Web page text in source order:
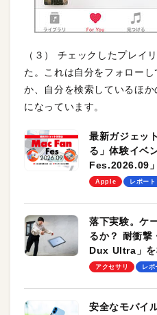
（３） チェックしたプレイ
た。これは自分をフォロー
か、自分を検索しているほ
になっています。
最新ガジェッ
る」体験イベ
Fes.2026.09
します！
Apple レポート
落下実験。ケ
るか？ 耐衝撃
Dux Ultra」を
のモバイルユ
アクセサリ レポ
安全なモバイ